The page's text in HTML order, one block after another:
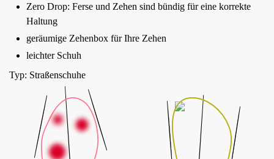
Zero Drop: Ferse und Zehen sind bündig für eine korrekte
Haltung
geräumige Zehenbox für Ihre Zehen
leichter Schuh
Typ: Straßenschuhe